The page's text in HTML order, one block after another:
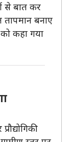
से बात कर
तापमान बनाए
कहा गया